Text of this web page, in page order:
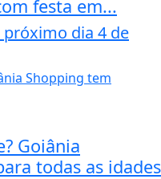
festa em...
dia 4 de
Goiânia
todas as idades